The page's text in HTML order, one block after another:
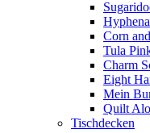
Corn
Tula
Charm
Eight
Mein
Quilt
Tischdecken